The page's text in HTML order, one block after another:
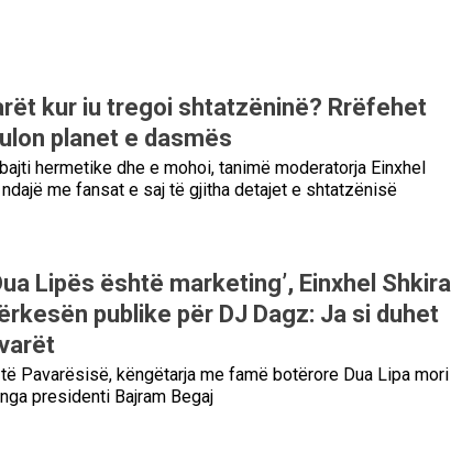
kur iu tregoi shtatzëninë? Rrëfehet
planet e dasmës
hermetike dhe e mohoi, tanimë moderatorja Einxhel
me fansat e saj të gjitha detajet e shtatzënisë
Lipës është marketing’, Einxhel Shkira
publike për DJ Dagz: Ja si duhet
Pavarësisë, këngëtarja me famë botërore Dua Lipa mori
presidenti Bajram Begaj